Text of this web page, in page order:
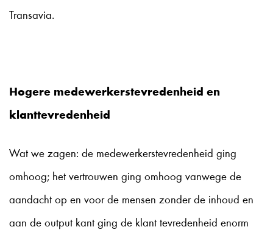
Transavia.
Hogere medewerkerstevredenheid en
klanttevredenheid
Wat we zagen: de medewerkerstevredenheid ging
omhoog; het vertrouwen ging omhoog vanwege de
aandacht op en voor de mensen zonder de inhoud en
aan de output kant ging de klant tevredenheid enorm